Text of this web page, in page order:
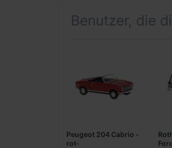
Benutzer, die
Peugeot 204 Cabrio -
rot-